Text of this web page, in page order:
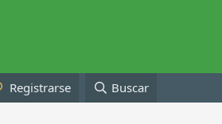
Registrarse Buscar